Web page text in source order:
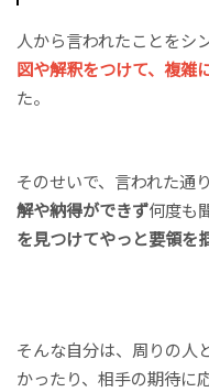
人から言われたことをシ
図や解釈をつけて、複雑
た。
そのせいで、言われた通
解や納得ができず何度も
を見つけてやっと要領を
そんな自分は、周りの人
かったり、相手の期待に